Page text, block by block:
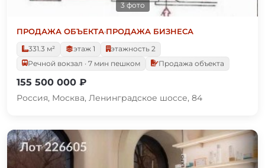
3 фото
ПРОДАЖА ОБЪЕКТА·ПРОДАЖА БИЗНЕСА
331.3 м²
этаж 1
этажность 2
Речной вокзал · 7 мин пешком
Продажа объекта
155 500 000 ₽
Россия, Москва, Ленинградское шоссе, 84